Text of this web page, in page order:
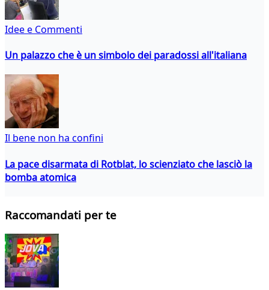
Idee e Commenti
Un palazzo che è un simbolo dei paradossi all'italiana
Il bene non ha confini
La pace disarmata di Rotblat, lo scienziato che lasciò la
bomba atomica
Raccomandati per te